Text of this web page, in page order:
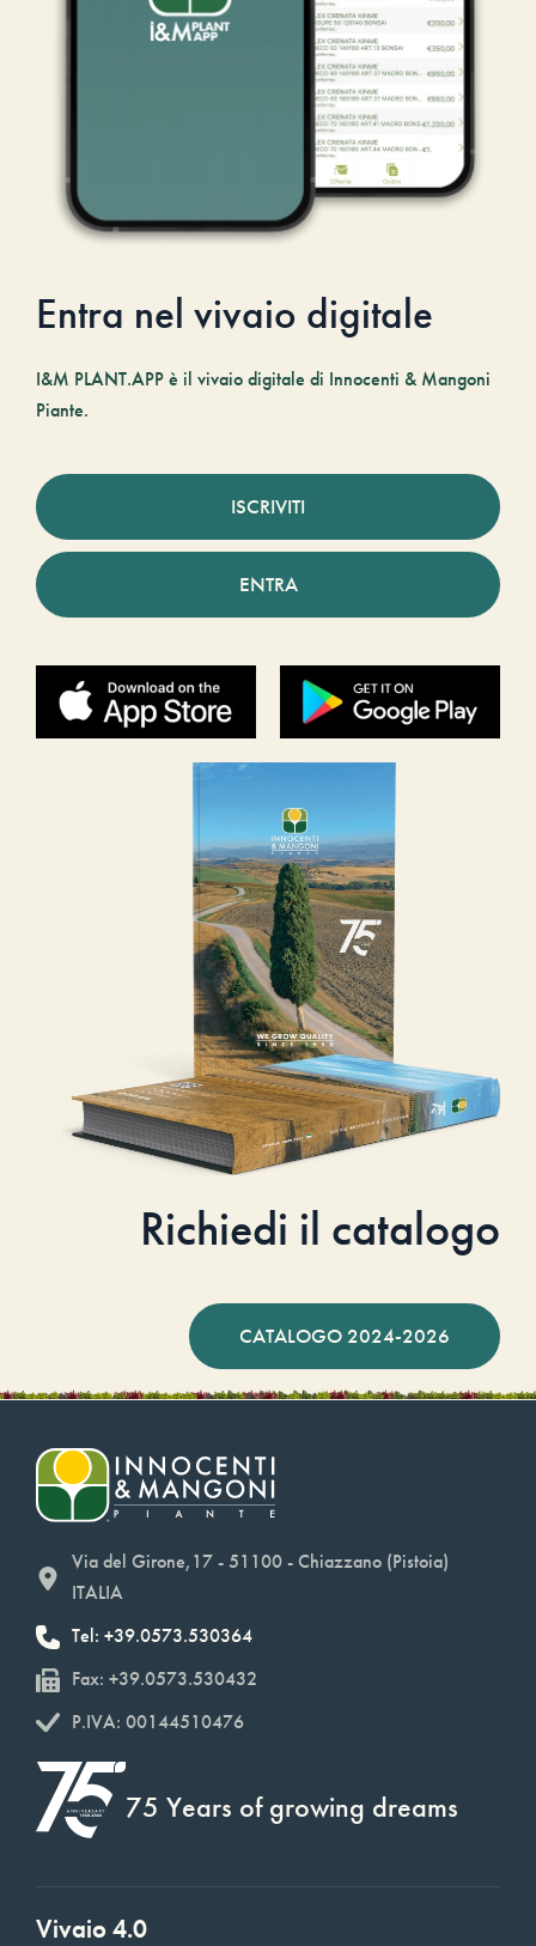
Entra nel vivaio digitale
I&M PLANT.APP è il vivaio digitale di Innocenti & Mangoni
Piante.
ISCRIVITI
ENTRA
Richiedi il catalogo
CATALOGO 2024-2026
Via del Girone,17 - 51100 - Chiazzano (Pistoia)
ITALIA
Tel: +39.0573.530364
Fax: +39.0573.530432
P.IVA: 00144510476
75 Years of growing dreams
Vivaio 4.0